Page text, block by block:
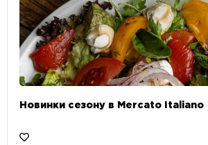
Новинки сезону в Mercato Italiano